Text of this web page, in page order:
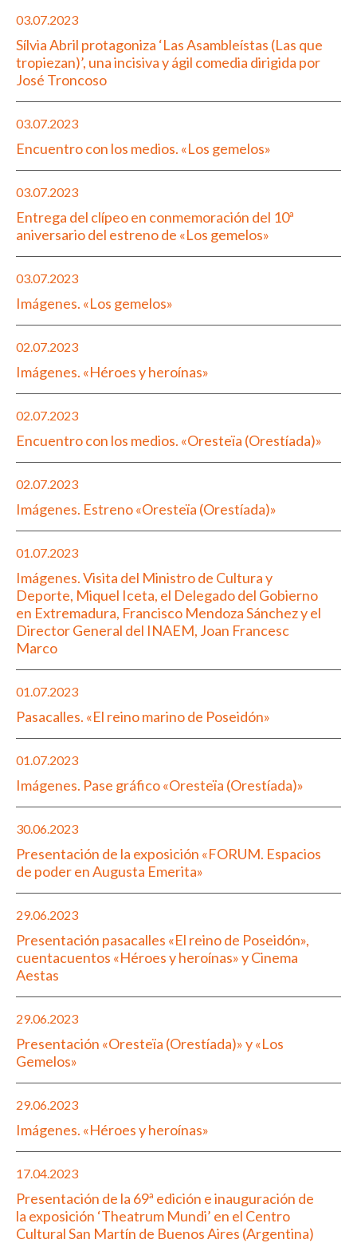
03.07.2023
Sílvia Abril protagoniza ‘Las Asambleístas (Las que
tropiezan)’, una incisiva y ágil comedia dirigida por
José Troncoso
03.07.2023
Encuentro con los medios. «Los gemelos»
03.07.2023
Entrega del clípeo en conmemoración del 10ª
aniversario del estreno de «Los gemelos»
03.07.2023
Imágenes. «Los gemelos»
02.07.2023
Imágenes. «Héroes y heroínas»
02.07.2023
Encuentro con los medios. «Oresteïa (Orestíada)»
02.07.2023
Imágenes. Estreno «Oresteïa (Orestíada)»
01.07.2023
Imágenes. Visita del Ministro de Cultura y
Deporte, Miquel Iceta, el Delegado del Gobierno
en Extremadura, Francisco Mendoza Sánchez y el
Director General del INAEM, Joan Francesc
Marco
01.07.2023
Pasacalles. «El reino marino de Poseidón»
01.07.2023
Imágenes. Pase gráfico «Oresteïa (Orestíada)»
30.06.2023
Presentación de la exposición «FORUM. Espacios
de poder en Augusta Emerita»
29.06.2023
Presentación pasacalles «El reino de Poseidón»,
cuentacuentos «Héroes y heroínas» y Cinema
Aestas
29.06.2023
Presentación «Oresteïa (Orestíada)» y «Los
Gemelos»
29.06.2023
Imágenes. «Héroes y heroínas»
17.04.2023
Presentación de la 69ª edición e inauguración de
la exposición ‘Theatrum Mundi’ en el Centro
Cultural San Martín de Buenos Aires (Argentina)